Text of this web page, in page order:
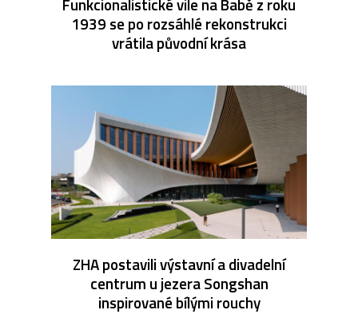
1939 se po rozsáhlé rekonstrukci
vrátila původní krása
ZHA postavili výstavní a divadelní
centrum u jezera Songshan
inspirované bílými rouchy